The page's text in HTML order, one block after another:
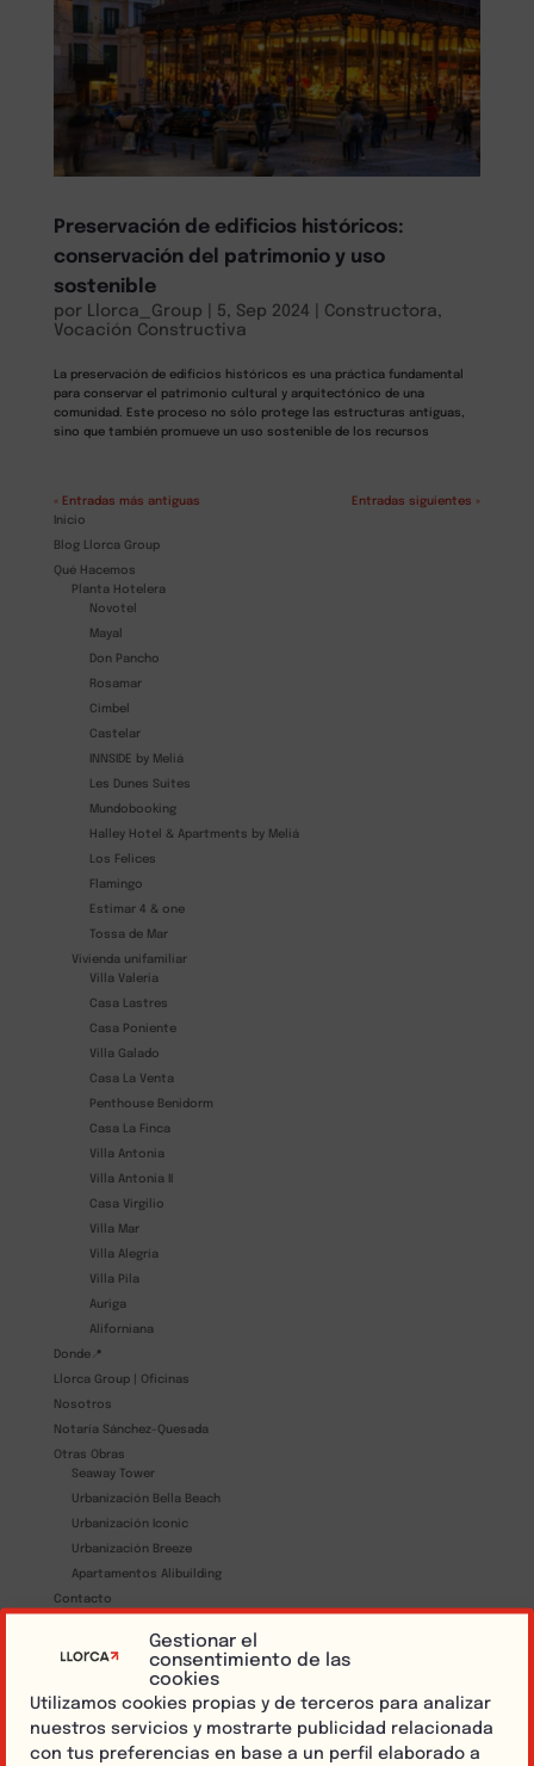
Gestionar el
consentimiento de las
cookies
Utilizamos cookies propias y de terceros para analizar
nuestros servicios y mostrarte publicidad relacionada
con tus preferencias en base a un perfil elaborado a
Preservación de edificios históricos:
conservación del patrimonio y uso
sostenible
por Llorca_Group 5, Sep 2024 Constructora,
Vocación Constructiva
La preservación de edificios históricos es una práctica fundamental
para conservar el patrimonio cultural y arquitectónico de una
comunidad. Este proceso no sólo protege las estructuras antiguas,
sino que también promueve un uso sostenible de los recursos
« Entradas más antiguas
Entradas siguientes »
Inicio
Blog Llorca Group
Qué Hacemos
Planta Hotelera
Novotel
Mayal
Don Pancho
Rosamar
Cimbel
Castelar
INNSIDE by Meliá
Les Dunes Suites
Mundobooking
Halley Hotel & Apartments by Meliá
Los Felices
Flamingo
Estimar 4 & one
Tossa de Mar
Vivienda unifamiliar
Villa Valeria
Casa Lastres
Casa Poniente
Villa Galado
Casa La Venta
Penthouse Benidorm
Casa La Finca
Villa Antonia
Villa Antonia II
Casa Virgilio
Villa Mar
Villa Alegría
Villa Pila
Auriga
Aliforniana
Donde📍
Llorca Group | Oficinas
Nosotros
Notaría Sánchez-Quesada
Otras Obras
Seaway Tower
Urbanización Bella Beach
Urbanización Iconic
Urbanización Breeze
Apartamentos Alibuilding
Contacto
Código de Conducta
Política de cookies
Política de privacidad
Aviso legal